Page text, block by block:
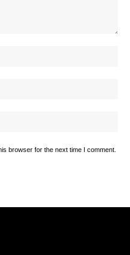
browser for the next time I comment.